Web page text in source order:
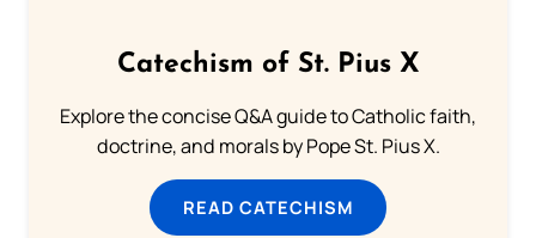
Catechism of St. Pius X
Explore the concise Q&A guide to Catholic faith,
doctrine, and morals by Pope St. Pius X.
READ CATECHISM